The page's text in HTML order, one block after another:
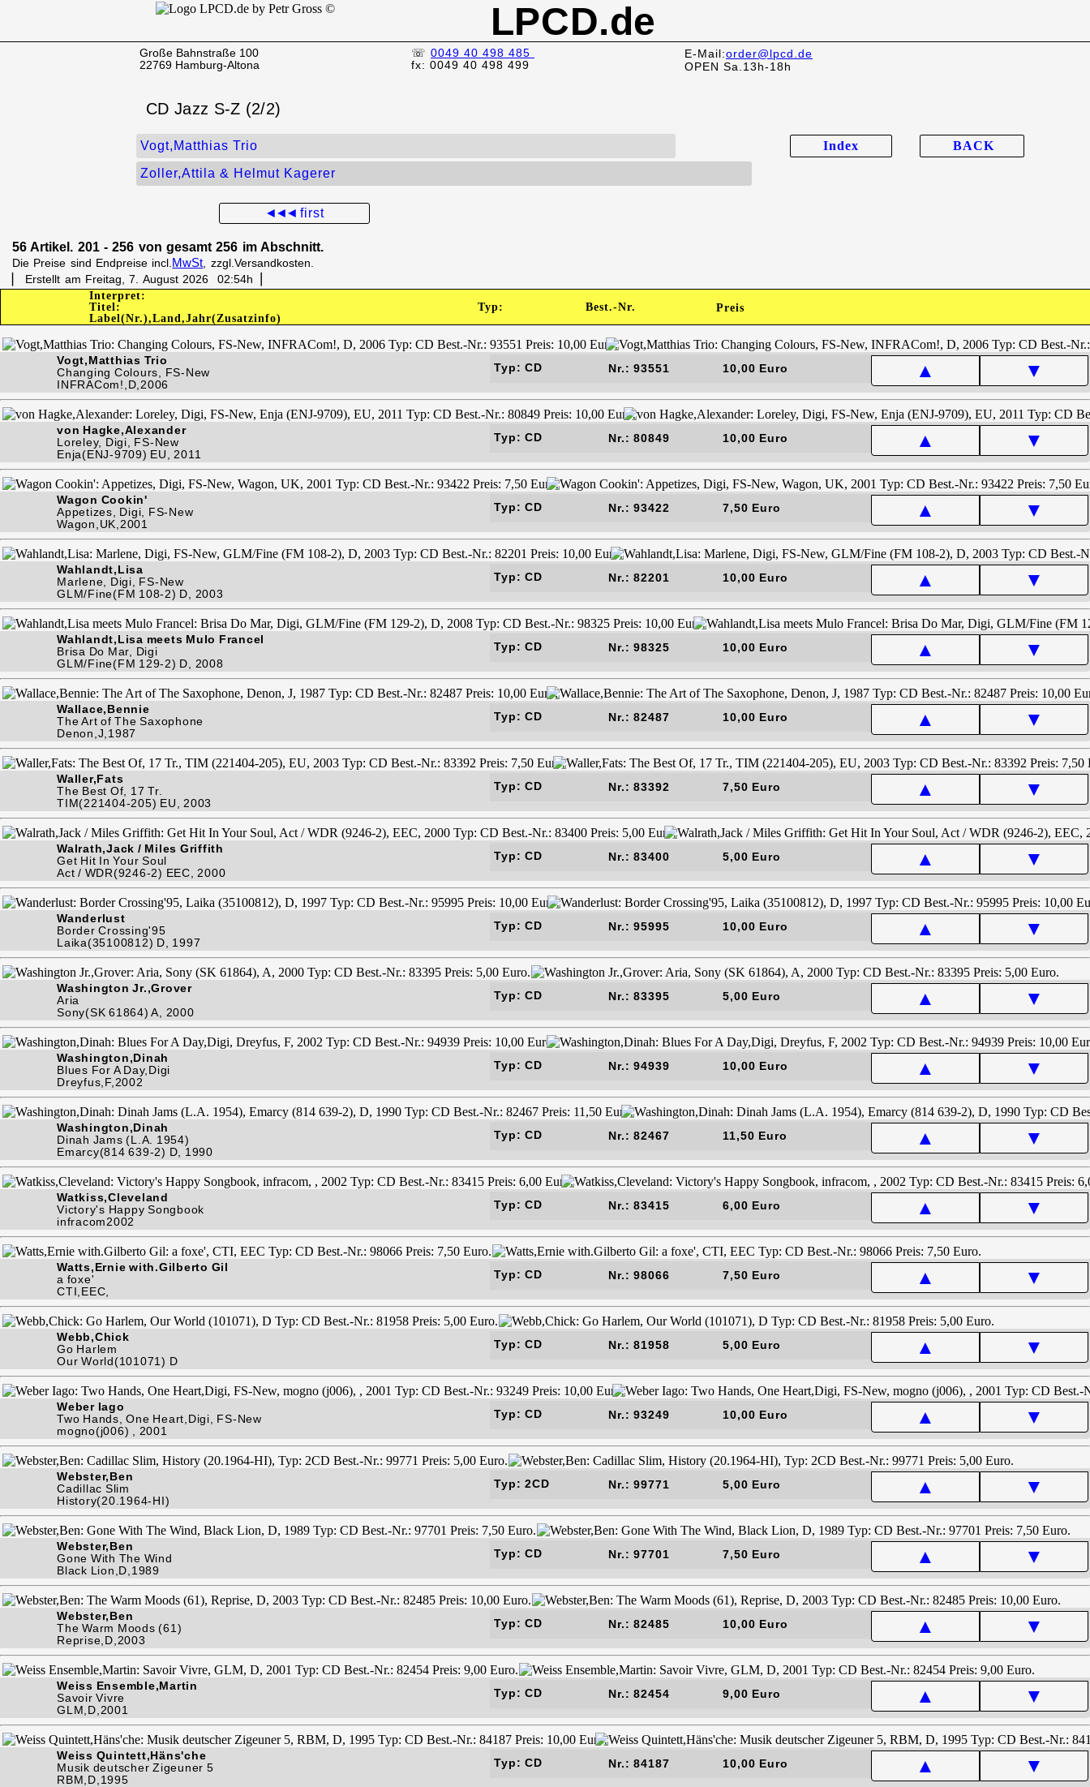
LPCD.de
Große Bahnstraße 100
22769 Hamburg-Altona
☏ 0049 40 498 485
fx: 0049 40 498 499
E-Mail:order@lpcd.de
OPEN Sa.13h-18h
Index BACK
CD Jazz S-Z (2/2)
Vogt,Matthias Trio
Zoller,Attila & Helmut Kagerer
◄◄◄first
56 Artikel. 201 - 256 von gesamt 256 im Abschnitt.
Die Preise sind Endpreise incl. MwSt , zzgl.Versandkosten.
▏ Erstellt am Freitag, 7. August 2026 02:54h▕
Interpret:
Titel:
Label(Nr.),Land,Jahr(Zusatzinfo)
Typ: Best.-Nr. Preis
Vogt,Matthias Trio
Changing Colours, FS-New
INFRACom!,D,2006
Typ: CD Nr.: 93551 10,00 Euro ▲ ▼
von Hagke,Alexander
Loreley, Digi, FS-New
Enja(ENJ-9709) EU, 2011
Typ: CD Nr.: 80849 10,00 Euro ▲ ▼
Wagon Cookin'
Appetizes, Digi, FS-New
Wagon,UK,2001
Typ: CD Nr.: 93422 7,50 Euro ▲ ▼
Wahlandt,Lisa
Marlene, Digi, FS-New
GLM/Fine(FM 108-2) D, 2003
Typ: CD Nr.: 82201 10,00 Euro ▲ ▼
Wahlandt,Lisa meets Mulo Francel
Brisa Do Mar, Digi
GLM/Fine(FM 129-2) D, 2008
Typ: CD Nr.: 98325 10,00 Euro ▲ ▼
Wallace,Bennie
The Art of The Saxophone
Denon,J,1987
Typ: CD Nr.: 82487 10,00 Euro ▲ ▼
Waller,Fats
The Best Of, 17 Tr.
TIM(221404-205) EU, 2003
Typ: CD Nr.: 83392 7,50 Euro ▲ ▼
Walrath,Jack / Miles Griffith
Get Hit In Your Soul
Act / WDR(9246-2) EEC, 2000
Typ: CD Nr.: 83400 5,00 Euro ▲ ▼
Wanderlust
Border Crossing'95
Laika(35100812) D, 1997
Typ: CD Nr.: 95995 10,00 Euro ▲ ▼
Washington Jr.,Grover
Aria
Sony(SK 61864) A, 2000
Typ: CD Nr.: 83395 5,00 Euro ▲ ▼
Washington,Dinah
Blues For A Day,Digi
Dreyfus,F,2002
Typ: CD Nr.: 94939 10,00 Euro ▲ ▼
Washington,Dinah
Dinah Jams (L.A. 1954)
Emarcy(814 639-2) D, 1990
Typ: CD Nr.: 82467 11,50 Euro ▲ ▼
Watkiss,Cleveland
Victory's Happy Songbook
infracom2002
Typ: CD Nr.: 83415 6,00 Euro ▲ ▼
Watts,Ernie with.Gilberto Gil
a foxe'
CTI,EEC,
Typ: CD Nr.: 98066 7,50 Euro ▲ ▼
Webb,Chick
Go Harlem
Our World(101071) D
Typ: CD Nr.: 81958 5,00 Euro ▲ ▼
Weber Iago
Two Hands, One Heart,Digi, FS-New
mogno(j006) , 2001
Typ: CD Nr.: 93249 10,00 Euro ▲ ▼
Webster,Ben
Cadillac Slim
History(20.1964-HI)
Typ: 2CD Nr.: 99771 5,00 Euro ▲ ▼
Webster,Ben
Gone With The Wind
Black Lion,D,1989
Typ: CD Nr.: 97701 7,50 Euro ▲ ▼
Webster,Ben
The Warm Moods (61)
Reprise,D,2003
Typ: CD Nr.: 82485 10,00 Euro ▲ ▼
Weiss Ensemble,Martin
Savoir Vivre
GLM,D,2001
Typ: CD Nr.: 82454 9,00 Euro ▲ ▼
Weiss Quintett,Häns'che
Musik deutscher Zigeuner 5
RBM,D,1995
Typ: CD Nr.: 84187 10,00 Euro ▲ ▼